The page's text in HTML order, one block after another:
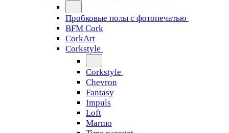
Пробковые полы с фотопечатью
BFM Cork
CorkArt
Corkstyle
Corkstyle
Chevron
Fantasy
Impuls
Loft
Marmo